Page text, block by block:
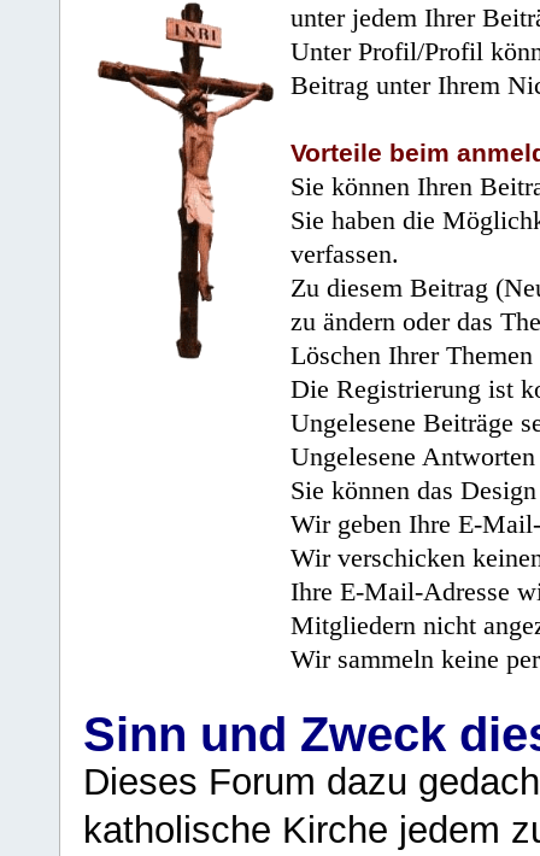
unter jedem Ihrer
Unter Profil/Profil
Beitrag unter Ihrem
Vorteile beim
Sie können Ihren
Sie haben die
verfassen.
Zu diesem Beitrag
zu ändern oder das
Löschen Ihrer
Die Registrierung ist
Ungelesene Beiträge
Ungelesene
Sie können das
Wir geben Ihre E-
Wir verschicken
Ihre E-Mail-Adresse
Mitgliedern nicht
Wir sammeln keine
Sinn und Zweck
Dieses Forum dazu
katholische Kirche jedem